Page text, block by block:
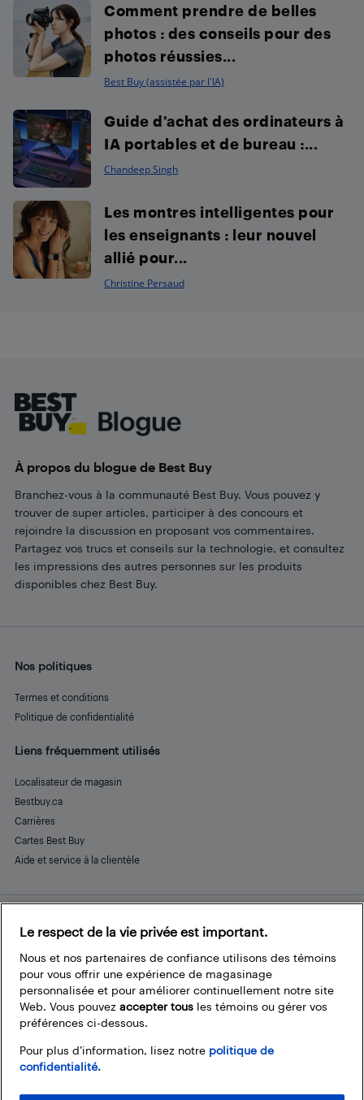
Comment prendre de belles
photos : des conseils pour des
photos réussies...
Best Buy (assistée par l'IA)
Guide d’achat des ordinateurs à
IA portables et de bureau :...
Chandeep Singh
Les montres intelligentes pour
les enseignants : leur nouvel
allié pour...
Christine Persaud
À propos du blogue de Best Buy
Branchez-vous à la communauté Best Buy. Vous pouvez y
trouver de super articles, participer à des concours et
rejoindre la discussion en proposant vos commentaires.
Partagez vos trucs et conseils sur la technologie, et consultez
les impressions des autres personnes sur les produits
disponibles chez Best Buy.
Nos politiques
Termes et conditions
Politique de confidentialité
Liens fréquemment utilisés
Localisateur de magasin
Bestbuy.ca
Carrières
Cartes Best Buy
Aide et service à la clientèle
Restez connecté
FacebookInstagram
PinterestLinkedInYouTube
Le respect de la vie privée est important.
Nous et nos partenaires de confiance utilisons des témoins
pour vous offrir une expérience de magasinage
personnalisée et pour améliorer continuellement notre site
Web. Vous pouvez accepter tous les témoins ou gérer vos
préférences ci-dessous.
Pour plus d’information, lisez notre politique de
confidentialité.